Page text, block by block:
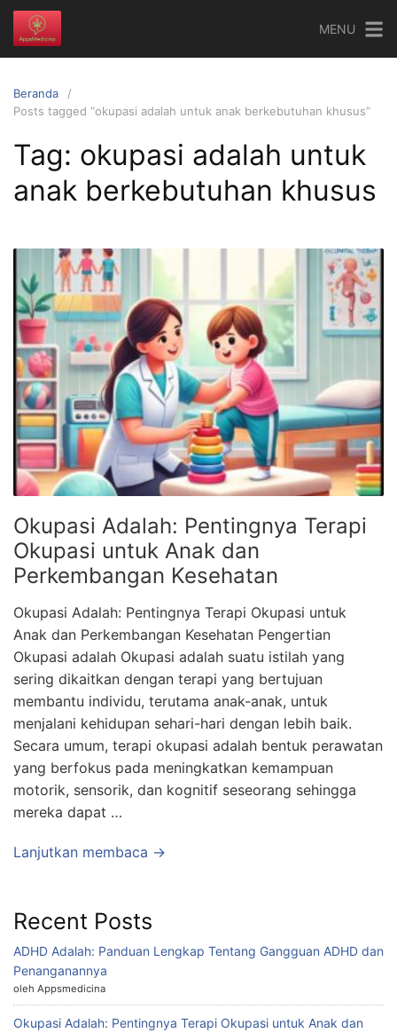
Langsung
konten
MENU
Beranda
Posts tagged “okupasi adalah untuk anak berkebutuhan khusus”
Tag: okupasi adalah untuk
anak berkebutuhan khusus
Okupasi Adalah: Pentingnya Terapi
Okupasi untuk Anak dan
Perkembangan Kesehatan
Okupasi Adalah: Pentingnya Terapi Okupasi untuk
Anak dan Perkembangan Kesehatan Pengertian
Okupasi adalah Okupasi adalah suatu istilah yang
sering dikaitkan dengan terapi yang bertujuan
membantu individu, terutama anak-anak, untuk
menjalani kehidupan sehari-hari dengan lebih baik.
Secara umum, terapi okupasi adalah bentuk perawatan
yang berfokus pada meningkatkan kemampuan
motorik, sensorik, dan kognitif seseorang sehingga
mereka dapat …
Lanjutkan membaca →
Recent Posts
ADHD Adalah: Panduan Lengkap Tentang Gangguan ADHD dan
Penanganannya
oleh Appsmedicina
Okupasi Adalah: Pentingnya Terapi Okupasi untuk Anak dan